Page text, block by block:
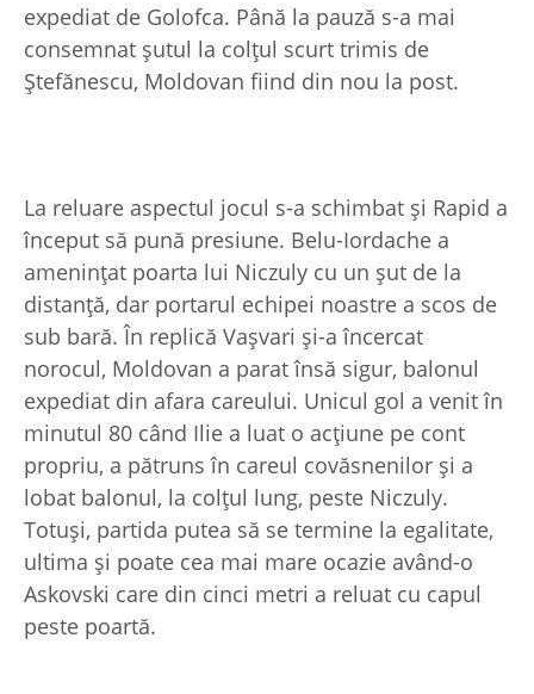
expediat de Golofca. Până la pauză s-a mai
consemnat șutul la colțul scurt trimis de
Ștefănescu, Moldovan fiind din nou la post.
La reluare aspectul jocul s-a schimbat și Rapid a
început să pună presiune. Belu-Iordache a
amenințat poarta lui Niczuly cu un șut de la
distanță, dar portarul echipei noastre a scos de
sub bară. În replică Vașvari și-a încercat
norocul, Moldovan a parat însă sigur, balonul
expediat din afara careului. Unicul gol a venit în
minutul 80 când Ilie a luat o acțiune pe cont
propriu, a pătruns în careul covăsnenilor și a
lobat balonul, la colțul lung, peste Niczuly.
Totuși, partida putea să se termine la egalitate,
ultima și poate cea mai mare ocazie având-o
Askovski care din cinci metri a reluat cu capul
peste poartă.